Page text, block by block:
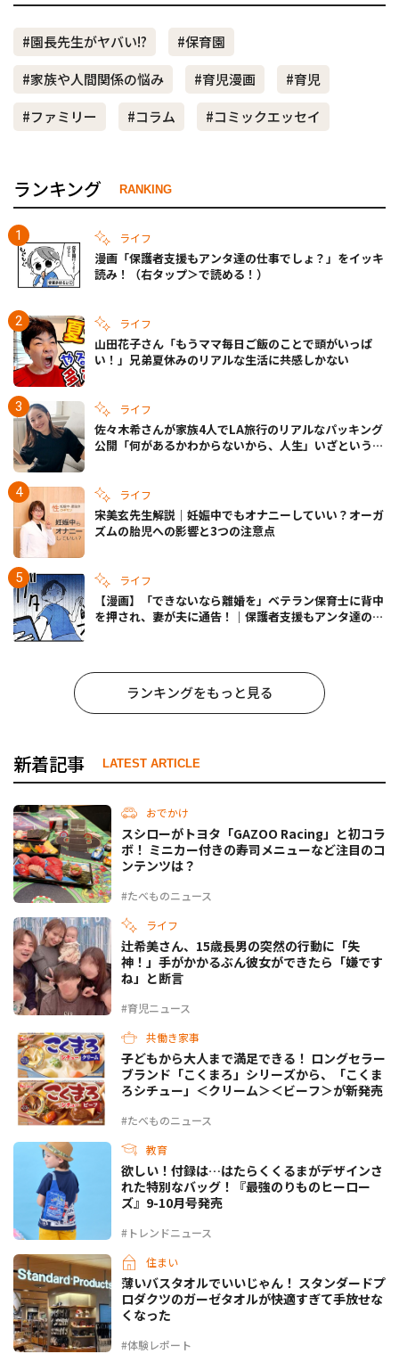
#園長先生がヤバい!?
#保育園
#家族や人間関係の悩み
#育児漫画
#育児
#ファミリー
#コラム #コミックエッセイ
ランキング RANKING
ライフ
漫画「保護者支援もアンタ達の仕事でしょ？」をイッキ
読み！（右タップ＞で読める！）
ライフ
山田花子さん「もうママ毎日ご飯のことで頭がいっぱ
い！」兄弟夏休みのリアルな生活に共感しかない
ライフ
佐々木希さんが家族4人でLA旅行のリアルなパッキング
公開「何があるかわからないから、人生」いざというと
ライフ
宋美玄先生解説｜妊娠中でもオナニーしていい？オーガ
ズムの胎児への影響と3つの注意点
ライフ
【漫画】「できないなら離婚を」ベテラン保育士に背中
を押され、妻が夫に通告！｜保護者支援もアンタ達の仕
ランキングをもっと見る
新着記事 LATEST ARTICLE
おでかけ
#たべものニュース
スシローがトヨタ「GAZOO Racing」と初コラ
ボ！ ミニカー付きの寿司メニューなど注目のコ
ンテンツは？
ライフ
#育児ニュース
辻希美さん、15歳長男の突然の行動に「失
神！」手がかかるぶん彼女ができたら「嫌です
ね」と断言
共働き家事
#たべものニュース
子どもから大人まで満足できる！ ロングセラー
ブランド「こくまろ」シリーズから、「こくま
ろシチュー」＜クリーム＞＜ビーフ＞が新発売
教育
#トレンドニュース
欲しい！付録は…はたらくくるまがデザインさ
れた特別なバッグ！『最強のりものヒーロー
ズ』9-10月号発売
住まい
#体験レポート
薄いバスタオルでいいじゃん！ スタンダードプ
ロダクツのガーゼタオルが快適すぎて手放せな
くなった